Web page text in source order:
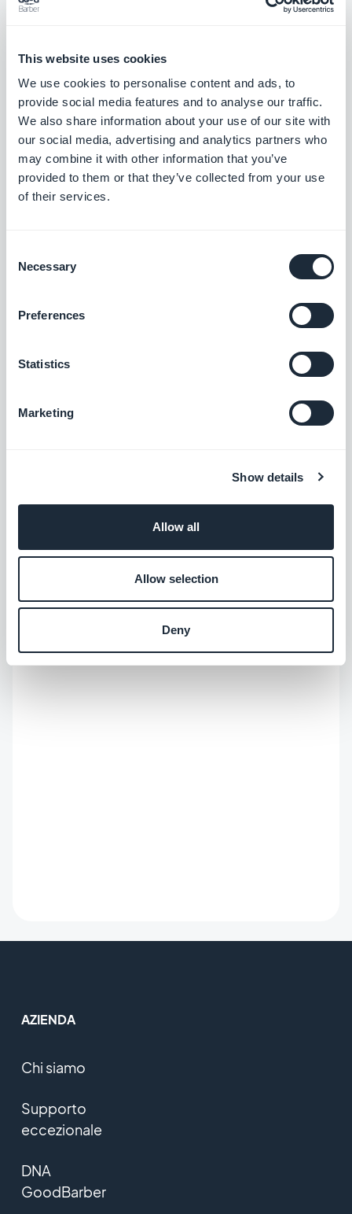
This website uses cookies
We use cookies to personalise content and ads, to
provide social media features and to analyse our traffic.
We also share information about your use of our site with
our social media, advertising and analytics partners who
may combine it with other information that you’ve
provided to them or that they’ve collected from your use
of their services.
Selection
Necessary
Preferences
Statistics
Marketing
Show details
Allow all
Allow selection
Deny
Songkick
iCal / vCal
Eventi WM
Gigatools
Connettore personalizzato/ Custom
Connettore personalizzato/ Custom
Facebook ha accennato alla possibilità di poter
La porta è chiusa:(
AZIENDA
Chi siamo
Supporto
eccezionale
DNA
GoodBarber